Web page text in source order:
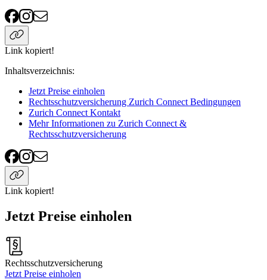
Link kopiert!
Inhaltsverzeichnis:
Jetzt Preise einholen
Rechtsschutzversicherung Zurich Connect Bedingungen
Zurich Connect Kontakt
Mehr Informationen zu Zurich Connect &
Rechtsschutzversicherung
Link kopiert!
Jetzt Preise einholen
Rechtsschutzversicherung
Jetzt Preise einholen